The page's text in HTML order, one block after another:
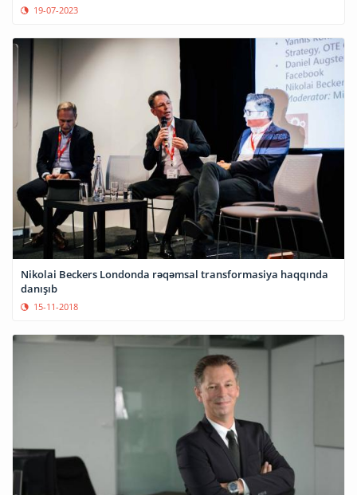
19-07-2023
Nikolai Beckers Londonda rəqəmsal transformasiya haqqında
danışıb
15-11-2018